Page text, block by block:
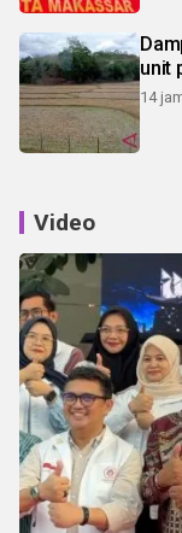
unit
14
Video